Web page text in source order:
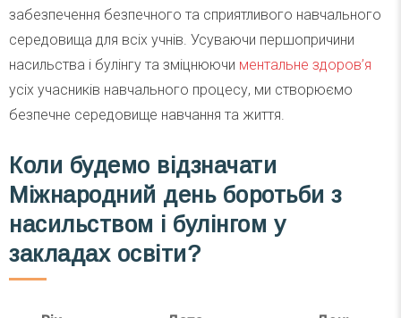
забезпечення безпечного та сприятливого навчального
середовища для всіх учнів. Усуваючи першопричини
насильства і булінгу та зміцнюючи ментальне здоров’я
усіх учасників навчального процесу, ми створюємо
безпечне середовище навчання та життя.
Коли будемо відзначати
Міжнародний день боротьби з
насильством і булінгом у
закладах освіти?